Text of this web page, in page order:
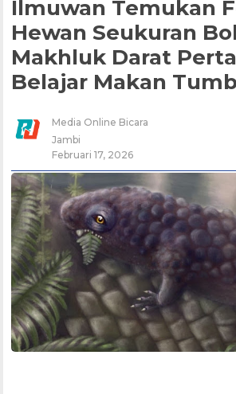
Ilmuwan Temukan
Hewan Seukuran
Makhluk Darat
Belajar Makan
Media Online Bicara
Jambi
Februari 17, 2026